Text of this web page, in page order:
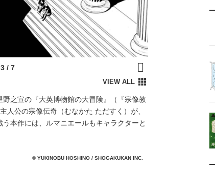
之宣の『大英博物館の大冒険』（『宗像教
人公の宗像伝奇（むなかた ただすく）が、
本作には、ルマニエールもキャラクターと
© YUKINOBU HOSHINO / SHOGAKUKAN INC.